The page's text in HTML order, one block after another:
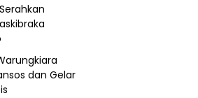
dan Gelar